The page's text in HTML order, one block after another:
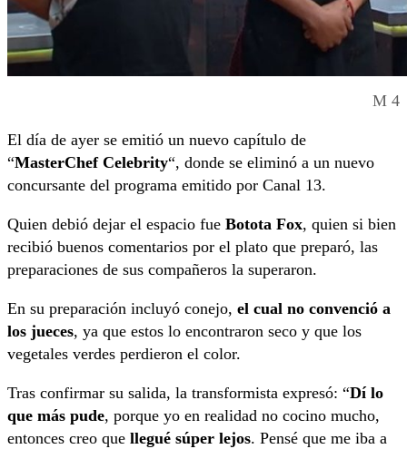
M 4
El día de ayer se emitió un nuevo capítulo de
“MasterChef Celebrity“, donde se eliminó a un nuevo
concursante del programa emitido por Canal 13.
Quien debió dejar el espacio fue Botota Fox, quien si bien
recibió buenos comentarios por el plato que preparó, las
preparaciones de sus compañeros la superaron.
En su preparación incluyó conejo, el cual no convenció a
los jueces, ya que estos lo encontraron seco y que los
vegetales verdes perdieron el color.
Tras confirmar su salida, la transformista expresó: “Dí lo
que más pude, porque yo en realidad no cocino mucho,
entonces creo que llegué súper lejos. Pensé que me iba a